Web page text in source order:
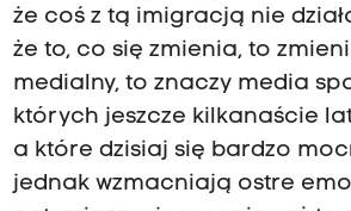
że coś z tą imigracją nie
że to, co się zmienia, to
medialny, to znaczy media
których jeszcze kilkanaście
a które dzisiaj się bardzo
jednak wzmacniają ostre